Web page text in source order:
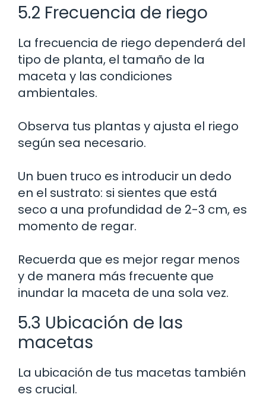
5.2 Frecuencia de riego
La frecuencia de riego dependerá del
tipo de planta, el tamaño de la
maceta y las condiciones
ambientales.
Observa tus plantas y ajusta el riego
según sea necesario.
Un buen truco es introducir un dedo
en el sustrato: si sientes que está
seco a una profundidad de 2-3 cm, es
momento de regar.
Recuerda que es mejor regar menos
y de manera más frecuente que
inundar la maceta de una sola vez.
5.3 Ubicación de las
macetas
La ubicación de tus macetas también
es crucial.